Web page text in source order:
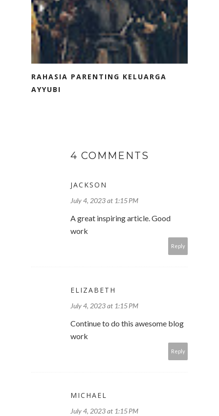
RAHASIA PARENTING KELUARGA
AYYUBI
4 COMMENTS
JACKSON
July 4, 2023 at 1:15 PM
A great inspiring article. Good
work
Reply
ELIZABETH
July 4, 2023 at 1:15 PM
Continue to do this awesome blog
work
Reply
MICHAEL
July 4, 2023 at 1:15 PM